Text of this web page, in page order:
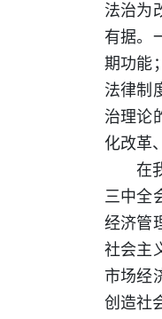
法治为
有据。
期功能
法律制
治理论
化改革
在
三中全
经济管
社会主
市场经
创造社